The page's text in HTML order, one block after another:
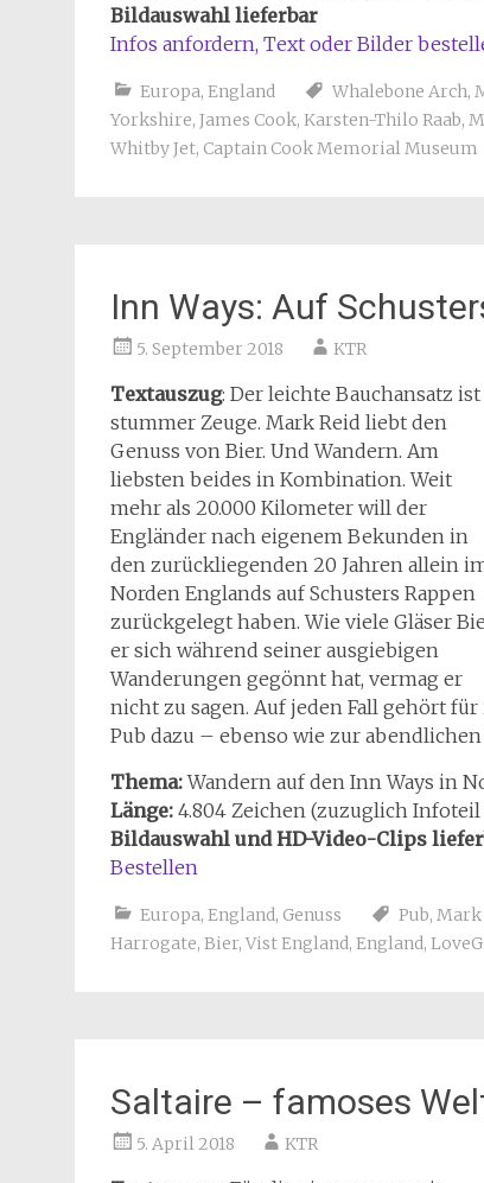
Bildauswahl lieferbar
Infos anfordern, Text oder Bilder
Europa, England Whalebone Arch,
Yorkshire, James Cook, Karsten-Thilo Raab,
Whitby Jet, Captain Cook Memorial Museum
Inn Ways: Auf
5. September 2018 KTR
Textauszug: Der leichte Bauchansatz ist
stummer Zeuge. Mark Reid liebt den
Genuss von Bier. Und Wandern. Am
liebsten beides in Kombination. Weit
mehr als 20.000 Kilometer will der
Engländer nach eigenem Bekunden in
den zurückliegenden 20 Jahren allein
Norden Englands auf Schusters Rappen
zurückgelegt haben. Wie viele Gläser
er sich während seiner ausgiebigen
Wanderungen gegönnt hat, vermag er
nicht zu sagen. Auf jeden Fall gehört
Pub dazu – ebenso wie zur
Thema:Wandern auf den Inn Ways in
Länge: 4.804 Zeichen (zuzuglich Infoteil
Bildauswahl und HD-Video-Clips
Bestellen
Europa, England, Genuss Pub, Mark
Harrogate, Bier, Vist England, England,
Saltaire – famoses
5. April 2018 KTR